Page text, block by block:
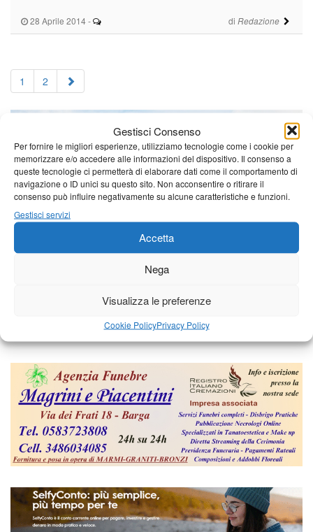
Gestisci Consenso
Per fornire le migliori esperienze, utilizziamo tecnologie come i cookie per
memorizzare e/o accedere alle informazioni del dispositivo. Il consenso a
queste tecnologie ci permetterà di elaborare dati come il comportamento di
navigazione o ID unici su questo sito. Non acconsentire o ritirare il
consenso può influire negativamente su alcune caratteristiche e funzioni.
Gestisci servizi
Accetta
Nega
Visualizza le preferenze
Cookie PolicyPrivacy Policy
28 Aprile 2014 - di Redazione
1 2